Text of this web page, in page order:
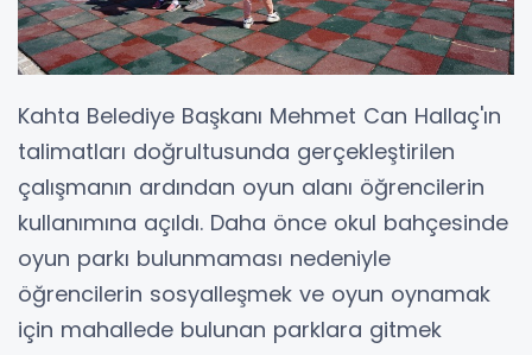
Kahta Belediye Başkanı Mehmet Can Hallaç'ın
talimatları doğrultusunda gerçekleştirilen
çalışmanın ardından oyun alanı öğrencilerin
kullanımına açıldı. Daha önce okul bahçesinde
oyun parkı bulunmaması nedeniyle
öğrencilerin sosyalleşmek ve oyun oynamak
için mahallede bulunan parklara gitmek